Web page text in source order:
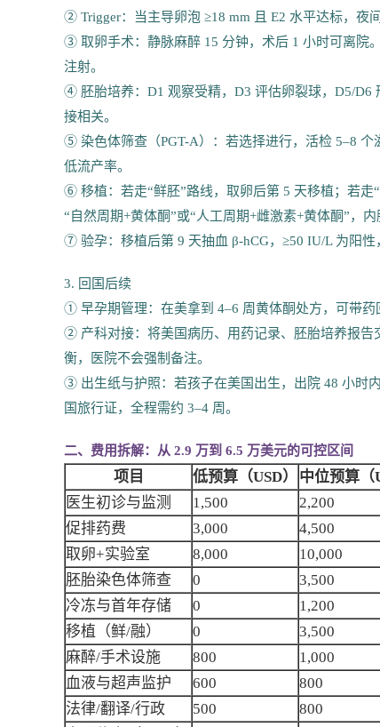
② Trigger：当主导卵泡 ≥18 mm 且 E2 水平达标，夜
③ 取卵手术：静脉麻醉 15 分钟，术后 1 小时可离院
注射。
④ 胚胎培养：D1 观察受精，D3 评估卵裂球，D5/D6
接相关。
⑤ 染色体筛查（PGT-A）：若选择进行，活检 5–8
低流产率。
⑥ 移植：若走“鲜胚”路线，取卵后第 5 天移植；若走
“自然周期+黄体酮”或“人工周期+雌激素+黄体酮”，
⑦ 验孕：移植后第 9 天抽血 β-hCG，≥50 IU/L 为阳
3. 回国后续
① 早孕期管理：在美拿到 4–6 周黄体酮处方，可带药
② 产科对接：将美国病历、用药记录、胚胎培养报告
衡，医院不会强制备注。
③ 出生纸与护照：若孩子在美国出生，出院 48 小时
国旅行证，全程需约 3–4 周。
二、费用拆解：从 2.9 万到 6.5 万美元的可控区间
项目 低预算（USD） 中位预算（
医生初诊与监测
1,500 2,200
促排药费
3,000 4,500
取卵+实验室
8,000 10,000
胚胎染色体筛查
0 3,500
冷冻与首年存储
0 1,200
移植（鲜/融）
0 3,500
麻醉/手术设施
800 1,000
血液与超声监护
600 800
法律/翻译/行政
500 800